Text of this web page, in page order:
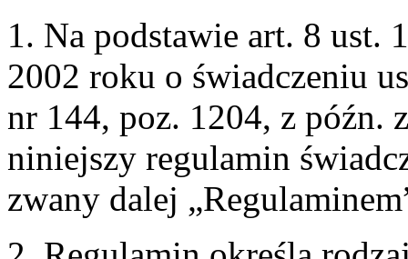
1. Na podstawie art. 8 ust.
2002 roku o świadczeniu
nr 144, poz. 1204, z późn.
niniejszy regulamin
zwany dalej